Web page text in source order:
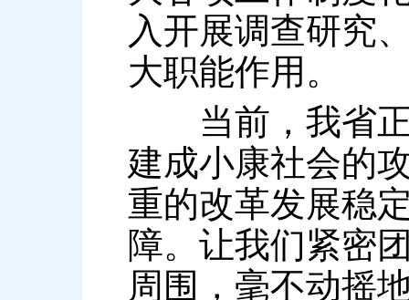
入开展调查研究
大职能作用。
当前，我省正
建成小康社会的
重的改革发展稳
障。让我们紧密
周围，毫不动摇